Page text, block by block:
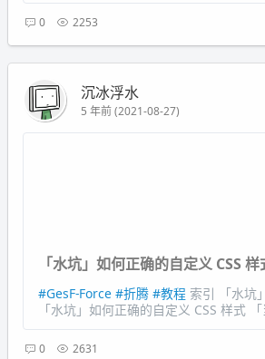
0 2253
沉冰浮水
5 年前 (2021-08-27)
「水坑」如何正确的自定义 CSS 样
#GesF-Force #折腾 #教程 索引 「水坑
「水坑」如何正确的自定义 CSS 样式
0 2631